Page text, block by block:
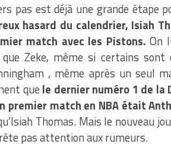
pas est déjà une grande étape
hasard du calendrier, Isiah
match avec les Pistons. On
Zeke, même si certains
, même après un seul
que le dernier numéro 1 de
premier match en NBA était
Thomas. Mais le nouveau
pas attention aux rumeurs.